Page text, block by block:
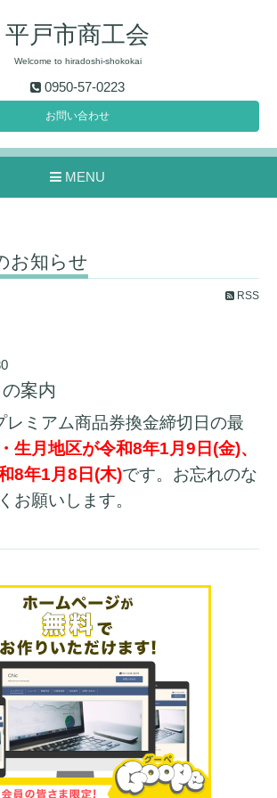
平戸市商工会
Welcome to hiradoshi-shokokai
0950-57-0223
お問い合わせ
MENU
お知らせ
RSS
案内
レミアム商品券換金締切日の最
生月地区が令和8年1月9日(金)、
8年1月8日(木)です。お忘れのな
お願いします。